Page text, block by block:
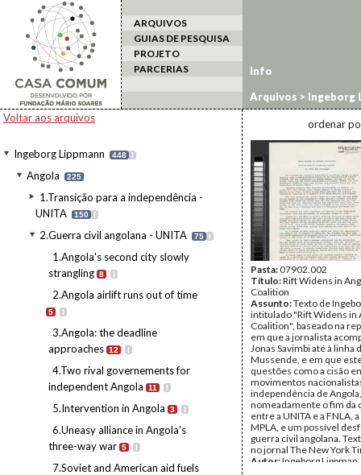
ARQUIVOS
GUIAS DE PESQUISA
PROJETO
PARCERIAS
Voltar aos arquivos
Ingeborg Lippmann 448 I
Angola 225
1.Transição para a independência -
UNITA
150 I
2.Guerra civil angolana - UNITA 75 I
1.Angola's second city slowly
strangling 8 I
2.Angola airlift runs out of time
5 I
3.Angola: the deadline
approaches 12 I
4.Two rival governements for
independent Angola
11 I
5.Intervention in Angola 3 I
6.Uneasy alliance in Angola's
three-way war 5 I
7.Soviet and American aid fuels
Info
Arquivos > Ingeborg
coalition
ordenar
Pasta:07902.002
Título:Rift Widens in
Coalition
Assunto:Texto de
intitulado "Rift Widens in
Coalition", baseado na
em que a jornalista
Jonas Savimbi até à linha
Mussende, e em que
questões como a cisão
movimentos
independência de Angola,
nomeadamente o fim da
entre a UNITA e a FNLA,
MPLA, e um possível
guerra civil angolana.
no jornal The New York
Autor:Ingeborg Lippman